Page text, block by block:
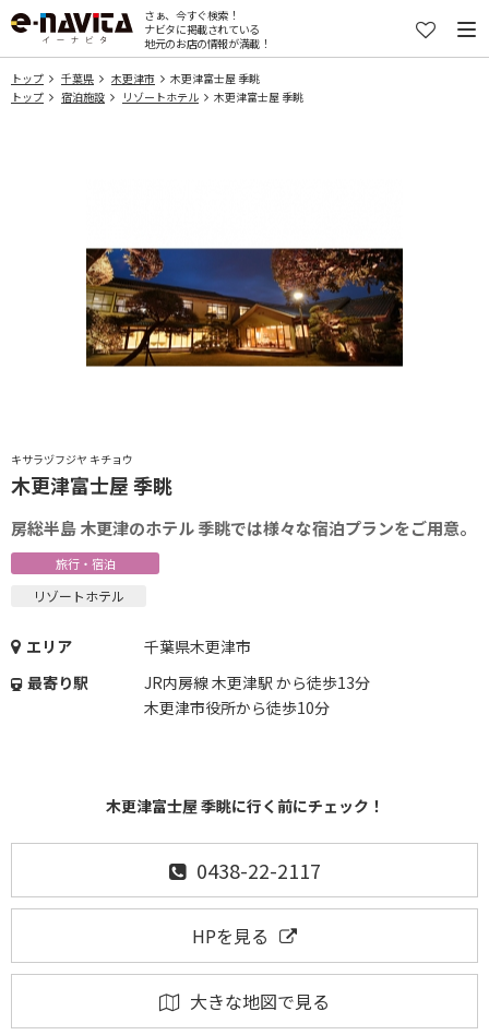
さぁ、今すぐ検索！
ナビタに掲載されている
地元のお店の情報が満載！
トップ 千葉県 木更津市
木更津富士屋 季眺
トップ
宿泊施設 リゾートホテル 木更津富士屋 季眺
キサラヅフジヤ キチョウ
木更津富士屋 季眺
房総半島 木更津のホテル 季眺では様々な宿泊プランをご用意。
旅行・宿泊
リゾートホテル
エリア
千葉県木更津市
最寄り駅
JR内房線 木更津駅 から徒歩13分
木更津市役所から徒歩10分
木更津富士屋 季眺に行く前にチェック！
0438-22-2117
HPを見る
大きな地図で見る